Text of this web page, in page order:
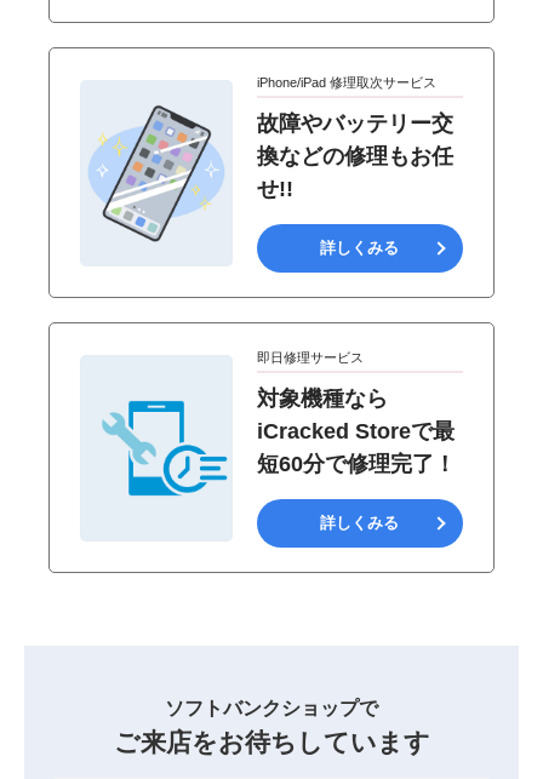
iPhone/iPad 修理取次サービス
故障やバッテリー交
換などの修理もお任
せ!!
詳しくみる
即日修理サービス
対象機種なら
iCracked Storeで最
短60分で修理完了！
詳しくみる
ソフトバンクショップで
ご来店をお待ちしています